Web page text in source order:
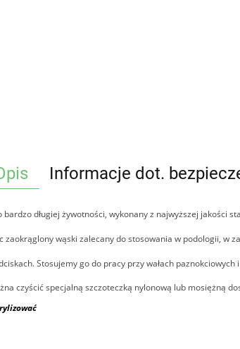
Informacje dot.
bardzo długiej żywotności, wykonany z najwyższej jakości
zaokrąglony wąski zalecany do stosowania w podologii, w
Stosujemy go do pracy przy wałach
czyścić specjalną szczoteczką nylonową lub mosiężną